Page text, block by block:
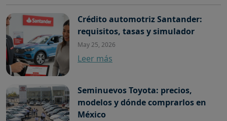
Crédito automotriz Santander:
requisitos, tasas y simulador
May 25, 2026
Leer más
Seminuevos Toyota: precios,
modelos y dónde comprarlos en
México